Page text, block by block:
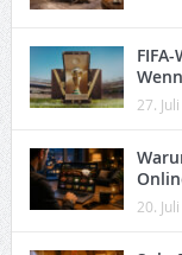
27.
20.